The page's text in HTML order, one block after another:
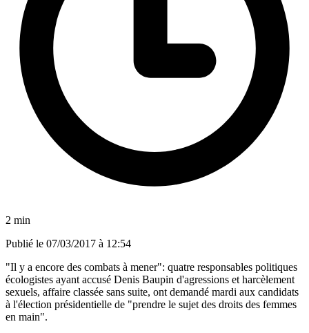
2 min
Publié le 07/03/2017 à 12:54
"Il y a encore des combats à mener": quatre responsables politiques
écologistes ayant accusé Denis Baupin d'agressions et harcèlement
sexuels, affaire classée sans suite, ont demandé mardi aux candidats
à l'élection présidentielle de "prendre le sujet des droits des femmes
en main".